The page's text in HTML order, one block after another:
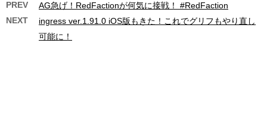
PREV
AG急げ！RedFactionが何気に接戦！ #RedFaction
NEXT
ingress ver.1.91.0 iOS版もきた！これでグリフもやり直し
可能に！